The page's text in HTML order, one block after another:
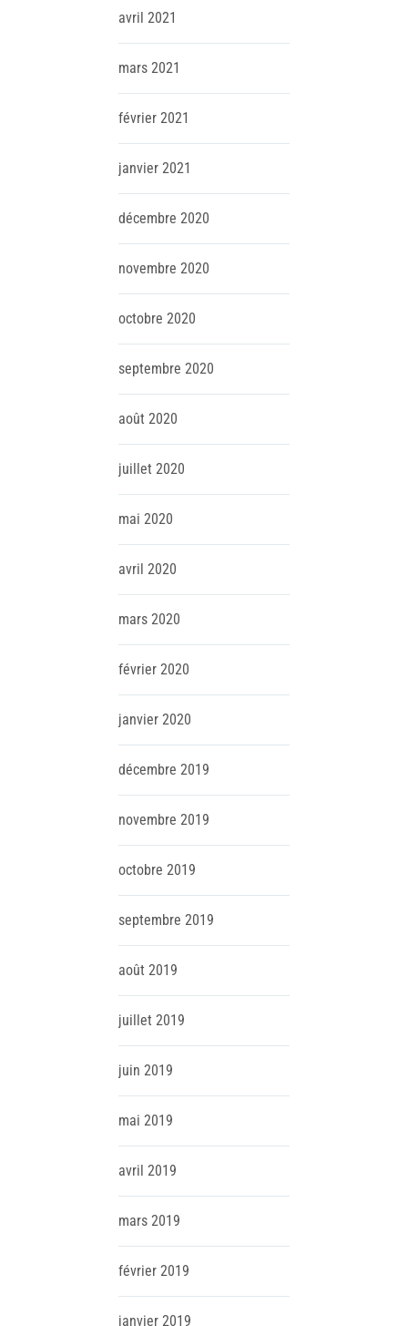
avril 2021
mars 2021
février 2021
janvier 2021
décembre 2020
novembre 2020
octobre 2020
septembre 2020
août 2020
juillet 2020
mai 2020
avril 2020
mars 2020
février 2020
janvier 2020
décembre 2019
novembre 2019
octobre 2019
septembre 2019
août 2019
juillet 2019
juin 2019
mai 2019
avril 2019
mars 2019
février 2019
janvier 2019